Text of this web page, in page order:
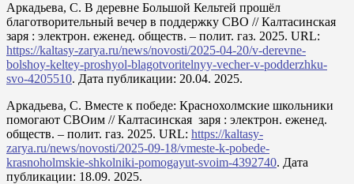
Аркадьева, С. В деревне Большой Кельтей прошёл
благотворительный вечер в поддержку СВО // Калтасинская
заря : электрон. еженед. обществ. – полит. газ. 2025. URL:
https://kaltasy-zarya.ru/news/novosti/2025-04-20/v-derevne-
bolshoy-keltey-proshyol-blagotvoritelnyy-vecher-v-podderzhku-
svo-4205510. Дата публикации: 20.04. 2025.
Аркадьева, С. Вместе к победе: Краснохолмские школьники
помогают СВОим // Калтасинская заря : электрон. еженед.
обществ. – полит. газ. 2025. URL: https://kaltasy-
zarya.ru/news/novosti/2025-09-18/vmeste-k-pobede-
krasnoholmskie-shkolniki-pomogayut-svoim-4392740. Дата
публикации: 18.09. 2025.